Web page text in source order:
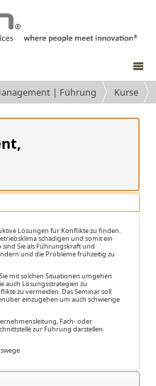

| Führung Kurse
Lösungen für Konflikte zu finden.
schädigen und somit ein
Sie als Führungskraft und
und die Probleme frühzeitig zu
mit solchen Situationen umgehen
auch Lösungsstrategien zu
zu vermeiden. Das Seminar soll
einzugehen um auch schwierige
Fach- oder
zur Führung darstellen.